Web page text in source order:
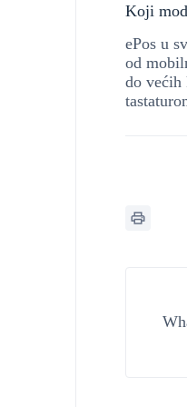
Koji
ePos u
od
do većih